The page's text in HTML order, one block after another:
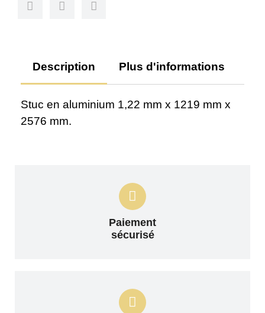
Description Plus d'informations
Stuc en aluminium 1,22 mm x 1219 mm x
2576 mm.
Paiement
sécurisé